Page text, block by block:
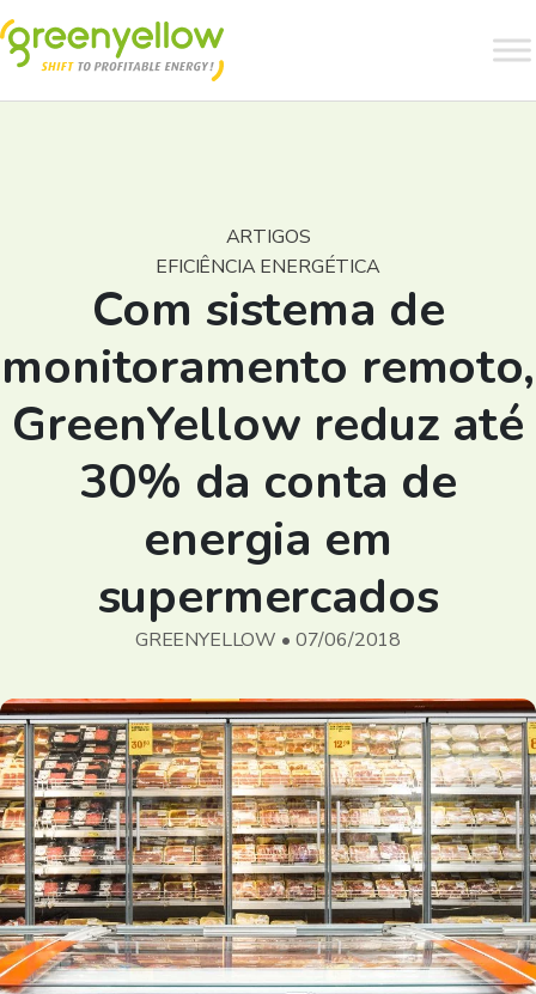
ARTIGOS
EFICIÊNCIA ENERGÉTICA
Com sistema de
monitoramento remoto,
GreenYellow reduz até
30% da conta de
energia em
supermercados
GREENYELLOW • 07/06/2018